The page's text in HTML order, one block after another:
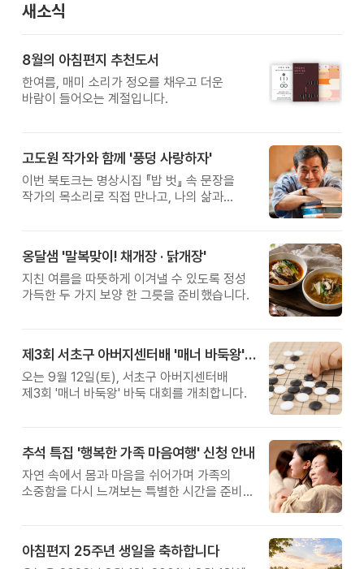
새소식
8월의 아침편지 추천도서
한여름, 매미 소리가 정오를 채우고 더운
바람이 들어오는 계절입니다.
고도원 작가와 함께 '풍덩 사랑하자'
이번 북토크는 명상시집 『밥 벗』 속 문장을
작가의 목소리로 직접 만나고, 나의 삶과
옹달샘 '말복맞이! 채개장 · 닭개장'
지친 여름을 따뜻하게 이겨낼 수 있도록 정성
가득한 두 가지 보양 한 그릇을 준비했습니다.
제3회 서초구 아버지센터배 '매너 바둑왕' 대회
오는 9월 12일(토), 서초구 아버지센터배
제3회 '매너 바둑왕' 바둑 대회를 개최합니다.
추석 특집 '행복한 가족 마음여행' 신청 안내
자연 속에서 몸과 마음을 쉬어가며 가족의
소중함을 다시 느껴보는 특별한 시간을 준비해
아침편지 25주년 생일을 축하합니다